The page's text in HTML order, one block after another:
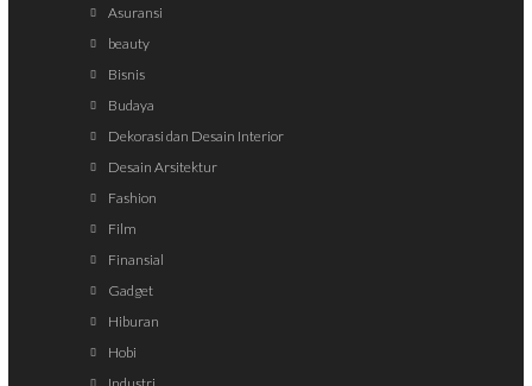
Asuransi
beauty
Bisnis
Budaya
Dekorasi dan Desain Interior
Desain Arsitektur
Fashion
Film
Finansial
Gadget
Hiburan
Hobi